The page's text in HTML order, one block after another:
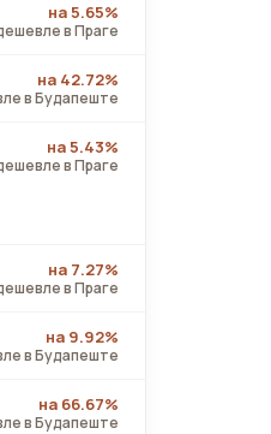
на 5.65%
в Праге
на 42.72%
в Будапеште
на 5.43%
в Праге
на 7.27%
в Праге
на 9.92%
в Будапеште
на 66.67%
в Будапеште